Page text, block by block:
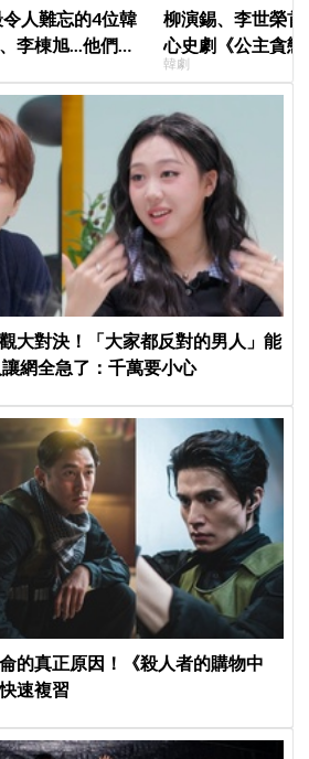
人難忘的4位韓
李棟旭...他們連
柳演錫、李世榮
心史劇《公主貪
羅密歐與茱麗葉」
韓劇
大對決！「大家都反對的男人」能
網全急了：千萬要小心
的真正原因！《殺人者的購物中
速複習